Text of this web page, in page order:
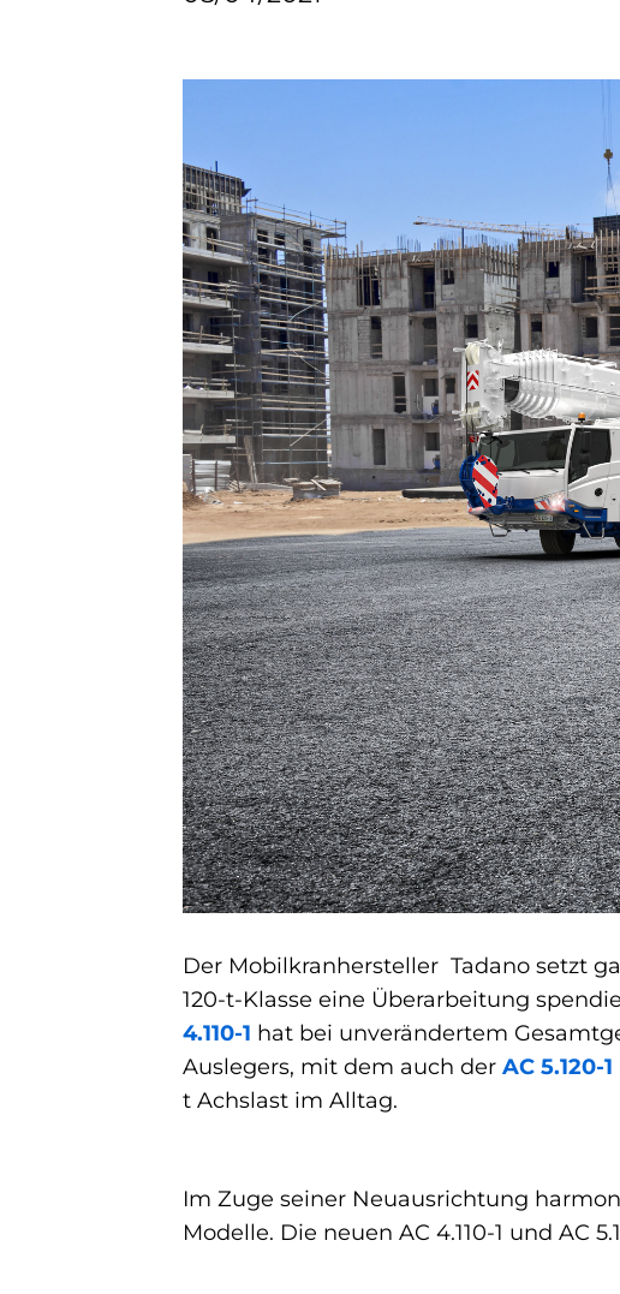
Der Mobilkranhersteller Tadano setzt
120-t-Klasse eine Überarbeitung
4.110-1 hat bei unverändertem
Auslegers, mit dem auch der AC 5.120-1
t Achslast im Alltag.
Im Zuge seiner Neuausrichtung
Modelle. Die neuen AC 4.110-1 und AC